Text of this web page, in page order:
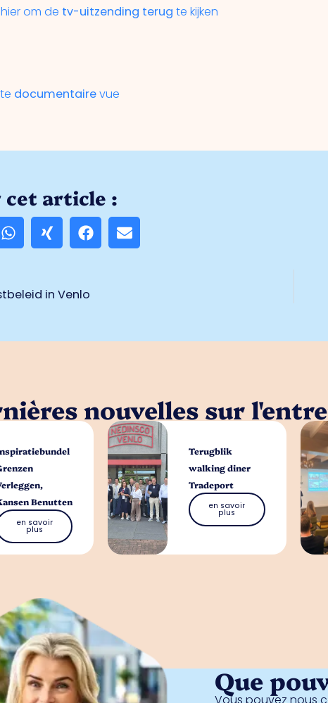
hier om de tv-uitzending terug te kijken
documentairevue
cet article :
in Venlo
nouvelles sur
Benutten
en savoir
plus
Terugblik
walking diner
Tradeport
en savoir
plus
Que
Vous pouvez nous